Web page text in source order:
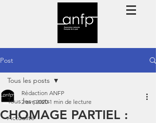
Post
Tous les posts
Actualité
Tous les posts
CHOMAGE PARTIEL :
Rédaction ANFP
2 avr. 2020 1 min de lecture